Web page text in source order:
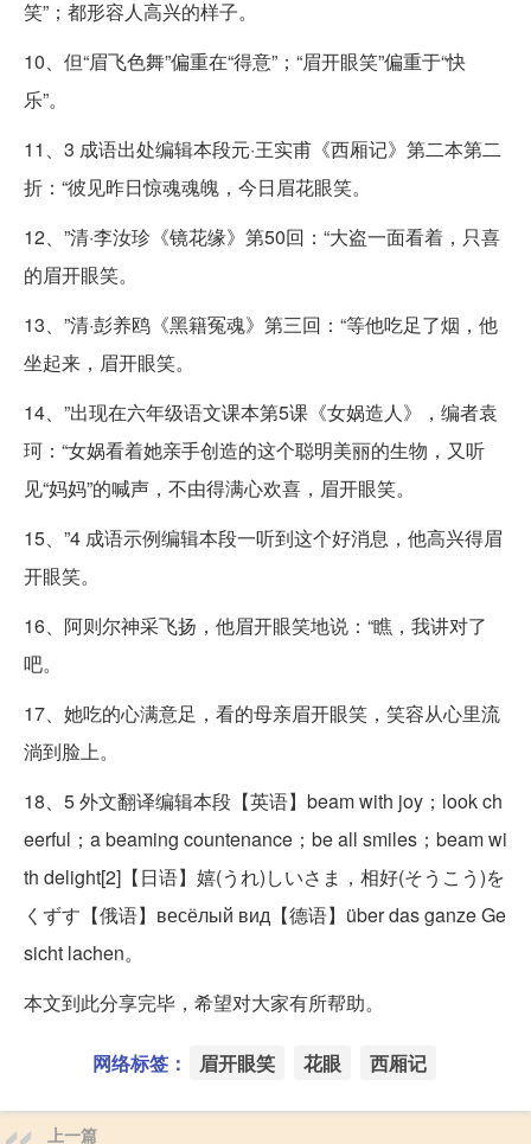
笑”；都形容人高兴的样子。
10、但“眉飞色舞”偏重在“得意”；“眉开眼笑”偏重于“快
乐”。
11、3 成语出处编辑本段元·王实甫《西厢记》第二本第二
折：“彼见昨日惊魂魂魄，今日眉花眼笑。
12、”清·李汝珍《镜花缘》第50回：“大盗一面看着，只喜
的眉开眼笑。
13、”清·彭养鸥《黑籍冤魂》第三回：“等他吃足了烟，他
坐起来，眉开眼笑。
14、”出现在六年级语文课本第5课《女娲造人》，编者袁
珂：“女娲看着她亲手创造的这个聪明美丽的生物，又听
见“妈妈”的喊声，不由得满心欢喜，眉开眼笑。
15、”4 成语示例编辑本段一听到这个好消息，他高兴得眉
开眼笑。
16、阿则尔神采飞扬，他眉开眼笑地说：“瞧，我讲对了
吧。
17、她吃的心满意足，看的母亲眉开眼笑，笑容从心里流
淌到脸上。
18、5 外文翻译编辑本段【英语】beam with joy；look ch
eerful；a beaming countenance；be all smiles；beam wi
th delight[2]【日语】嬉(うれ)しいさま，相好(そうこう)を
くずす【俄语】весёлый вид【德语】über das ganze Ge
sicht lachen。
本文到此分享完毕，希望对大家有所帮助。
网络标签： 眉开眼笑 花眼 西厢记
上一篇